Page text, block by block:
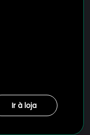
Ir à loja